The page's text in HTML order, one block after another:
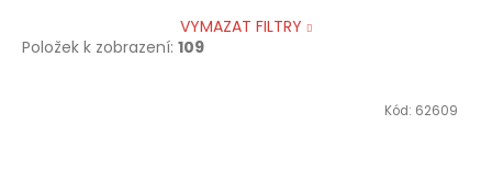
VYMAZAT FILTRY
Položek k zobrazení: 109
Kód: 62609